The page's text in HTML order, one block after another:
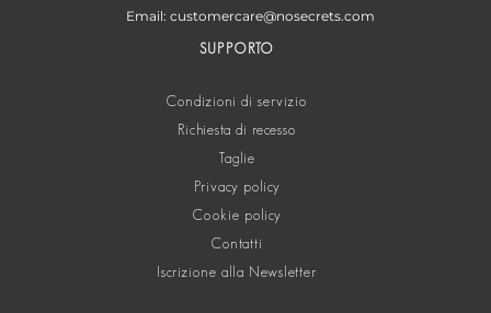
Email: customercare@nosecrets.com
SUPPORTO
Condizioni di servizio
Richiesta di recesso
Taglie
Privacy policy
Cookie policy
Contatti
Iscrizione alla Newsletter